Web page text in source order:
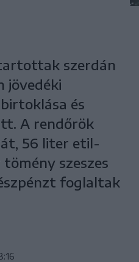
szerdán
jövedéki
és
A rendőrök
56 liter etil-
szeszes
foglaltak